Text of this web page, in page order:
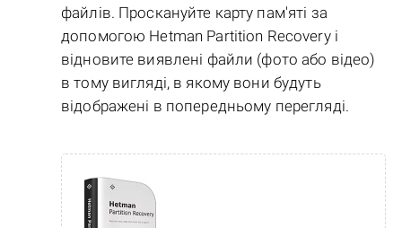
файлів. Проскануйте карту пам'яті за
допомогою Hetman Partition Recovery і
відновите виявлені файли (фото або відео)
в тому вигляді, в якому вони будуть
відображені в попередньому перегляді.